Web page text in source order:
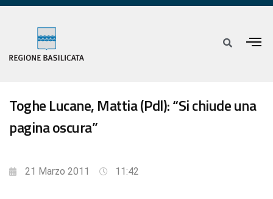
Toghe Lucane, Mattia (Pdl): “Si chiude una
pagina oscura”
21 Marzo 2011 11:42